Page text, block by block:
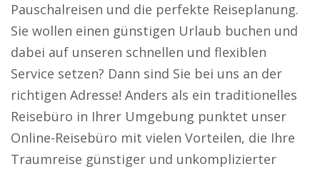
Pauschalreisen und die perfekte Reiseplanung.
Sie wollen einen günstigen Urlaub buchen und
dabei auf unseren schnellen und flexiblen
Service setzen? Dann sind Sie bei uns an der
richtigen Adresse! Anders als ein traditionelles
Reisebüro in Ihrer Umgebung punktet unser
Online-Reisebüro mit vielen Vorteilen, die Ihre
Traumreise günstiger und unkomplizierter